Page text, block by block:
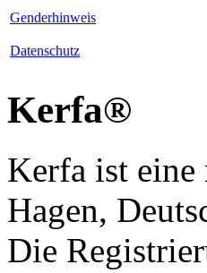
Genderhinweis
Datenschutz
Kerfa®
Kerfa ist
Hagen,
Die